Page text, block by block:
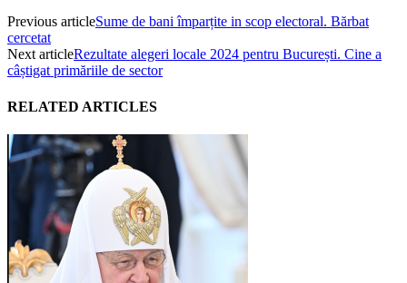
Previous articleSume de bani împarțite in scop electoral. Bărbat
cercetat
Next articleRezultate alegeri locale 2024 pentru București. Cine a
câștigat primăriile de sector
RELATED ARTICLES